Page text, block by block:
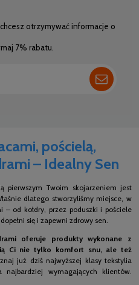
otrzymywać informacje o
7% rabatu.
pościelą,
– Idealny Sen
pierwszym Twoim skojarzeniem jest
dlatego stworzyliśmy miejsce, w
od kołdry, przez poduszki i pościele
się i zapewni zdrowy sen.
oferuje produkty wykonane z
Ci nie tylko komfort snu, ale też
już dziś najwyższej klasy tekstylia
najbardziej wymagających klientów.